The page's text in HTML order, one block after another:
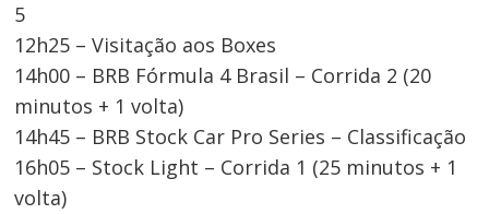
5
12h25 – Visitação aos Boxes
14h00 – BRB Fórmula 4 Brasil – Corrida 2 (20
minutos + 1 volta)
14h45 – BRB Stock Car Pro Series – Classificação
16h05 – Stock Light – Corrida 1 (25 minutos + 1
volta)